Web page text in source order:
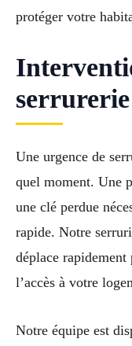
protéger votre
serrurerie
Une urgence de
quel moment. Une
une clé perdue
rapide. Notre
déplace
l’accès à votre
Notre équipe est